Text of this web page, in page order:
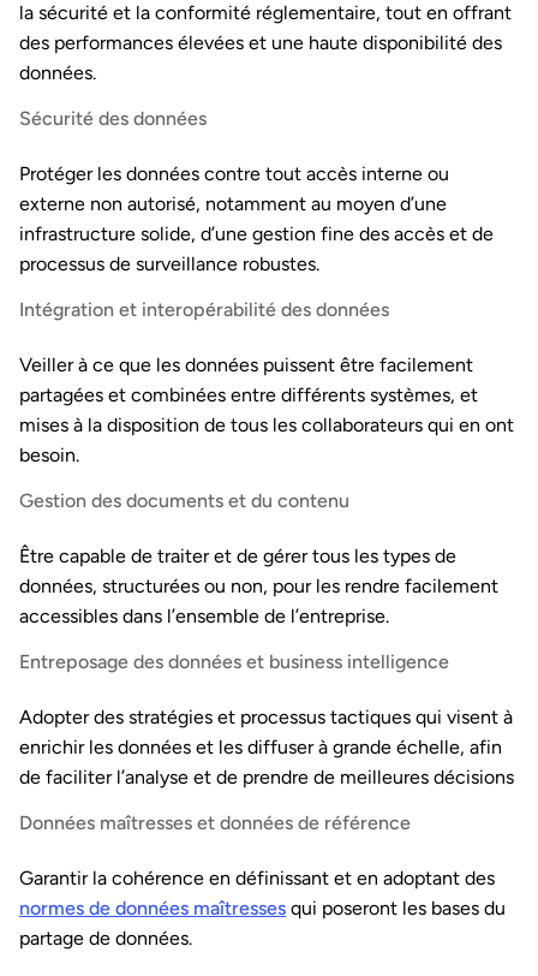
la sécurité et la conformité réglementaire, tout en offrant
des performances élevées et une haute disponibilité des
données.
Sécurité des données
Protéger les données contre tout accès interne ou
externe non autorisé, notamment au moyen d’une
infrastructure solide, d’une gestion fine des accès et de
processus de surveillance robustes.
Intégration et interopérabilité des données
Veiller à ce que les données puissent être facilement
partagées et combinées entre différents systèmes, et
mises à la disposition de tous les collaborateurs qui en ont
besoin.
Gestion des documents et du contenu
Être capable de traiter et de gérer tous les types de
données, structurées ou non, pour les rendre facilement
accessibles dans l’ensemble de l’entreprise.
Entreposage des données et business intelligence
Adopter des stratégies et processus tactiques qui visent à
enrichir les données et les diffuser à grande échelle, afin
de faciliter l’analyse et de prendre de meilleures décisions
Données maîtresses et données de référence
Garantir la cohérence en définissant et en adoptant des
normes de données maîtresses qui poseront les bases du
partage de données.